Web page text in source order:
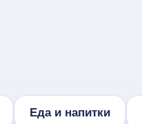
Еда и напитки